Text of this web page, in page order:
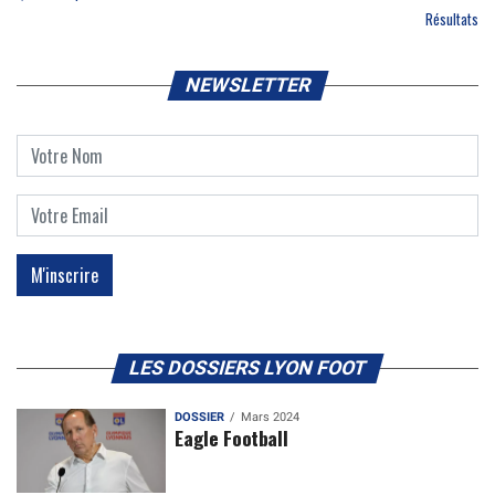
Résultats
NEWSLETTER
LES DOSSIERS LYON FOOT
DOSSIER Mars 2024
Eagle Football